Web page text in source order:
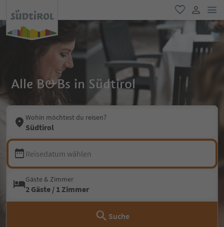
favorit
user link
Alle B&Bs in Südtirol
Wohin möchtest du reisen?
Südtirol
Reisedatum wählen
Gäste & Zimmer
2 Gäste / 1 Zimmer
Suche